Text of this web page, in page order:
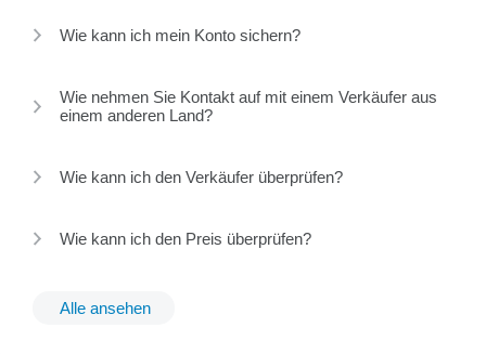
Wie kann ich mein Konto sichern?
Wie nehmen Sie Kontakt auf mit einem Verkäufer aus
einem anderen Land?
Wie kann ich den Verkäufer überprüfen?
Wie kann ich den Preis überprüfen?
Alle ansehen